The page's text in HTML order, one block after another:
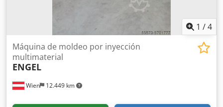
1 /4
Wien 12.449 km
Máquina de moldeo por inyección
multimaterial
ENGEL